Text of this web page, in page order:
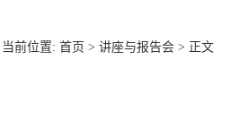
当前位置: 首页 > 讲座与报告会 > 正文